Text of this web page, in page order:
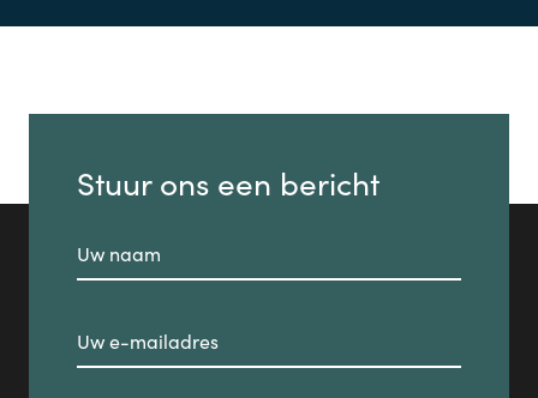
Stuur ons een bericht